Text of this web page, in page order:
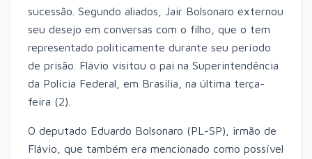
sucessão. Segundo aliados, Jair Bolsonaro externou
seu desejo em conversas com o filho, que o tem
representado politicamente durante seu período
de prisão. Flávio visitou o pai na Superintendência
da Polícia Federal, em Brasília, na última terça-
feira (2).
O deputado Eduardo Bolsonaro (PL-SP), irmão de
Flávio, que também era mencionado como possível